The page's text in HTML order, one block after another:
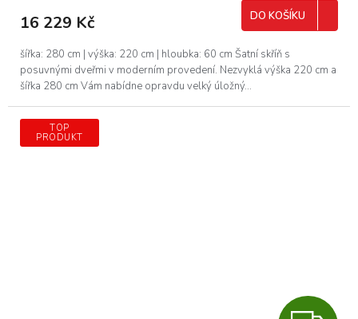
16 229 Kč DO KOŠÍKU
šířka: 280 cm | výška: 220 cm | hloubka: 60 cm Šatní skříň s
posuvnými dveřmi v moderním provedení. Nezvyklá výška 220 cm a
šířka 280 cm Vám nabídne opravdu velký úložný...
TOP
PRODUKT